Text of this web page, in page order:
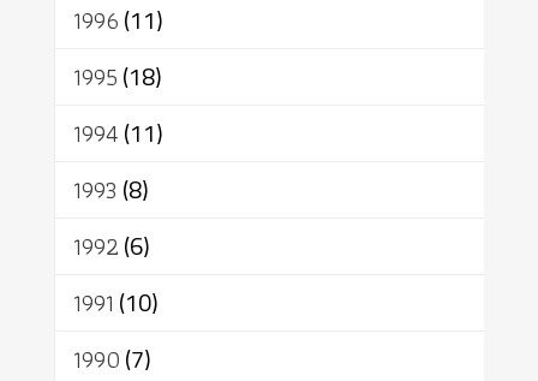
1996(11)
1995(18)
1994(11)
1993 (8)
1992(6)
1991 (10)
1990(7)